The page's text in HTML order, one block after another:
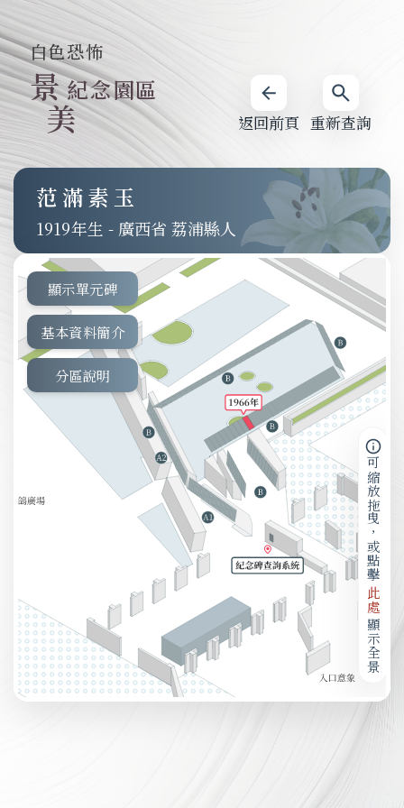
重新查詢
返回前頁
白色恐怖
景
美
紀念園區
范滿素玉
1919 - 廣西省 荔浦縣人
顯示單元碑
基本資料簡介
分區說明
可縮放拖曳，或點擊
此處
顯示全景